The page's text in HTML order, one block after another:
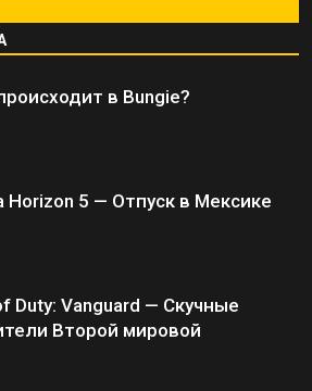
в Bungie?
Horizon 5 — Отпуск в Мексике
Duty: Vanguard — Скучные
Второй мировой